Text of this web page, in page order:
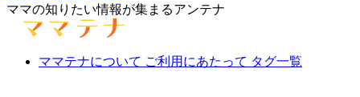
ママの知りたい情報が集まるアンテナ
ママテナについて ご利用にあたって タグ一覧